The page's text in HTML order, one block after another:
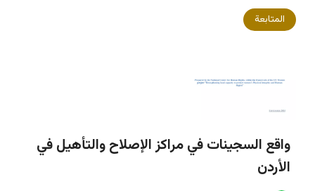
المتابعة
واقع السجينات في مراكز الإصلاح والتأهيل في
الأردن